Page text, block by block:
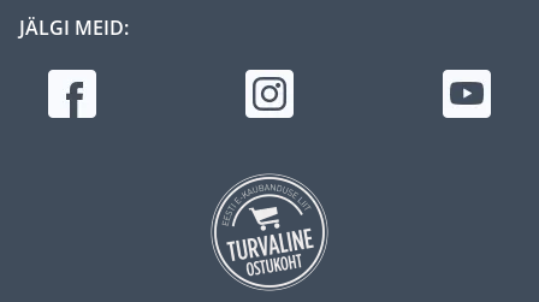
JÄLGI MEID: